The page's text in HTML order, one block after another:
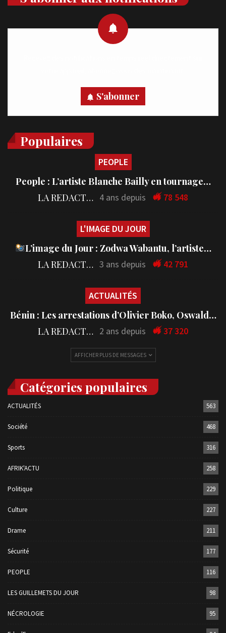
S'abonner
Populaires
PEOPLE
People : L’artiste Blanche Bailly en tournage…
LA REDACTION 4 ans depuis 78 548
L'IMAGE DU JOUR
L’image du Jour : Zodwa Wabantu, l’artiste…
LA REDACTION 3 ans depuis 42 791
ACTUALITÉS
Bénin : Les arrestations d’Olivier Boko, Oswald…
LA REDACTION 2 ans depuis 37 320
AFFICHER PLUS DE MESSAGES
Catégories populaires
ACTUALITÉS 563
Société 468
Sports 316
AFRIK'ACTU 258
Politique 229
Culture 227
Drame 211
Sécurité 177
PEOPLE 116
LES GUILLEMETS DU JOUR 98
NÉCROLOGIE 95